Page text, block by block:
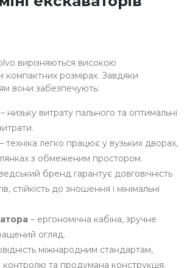
вирізняються високою
компактних розмірах. Завдяки
вони забезпечують:
– низьку витрату пального та оптимальні
– техніка легко працює у вузьких дворах,
з обмеженим простором.
бренд гарантує довговічність
стійкість до зношення і мінімальні
– ергономічна кабіна, зручне
огляд.
міжнародним стандартам,
контролю та продумана конструкція.